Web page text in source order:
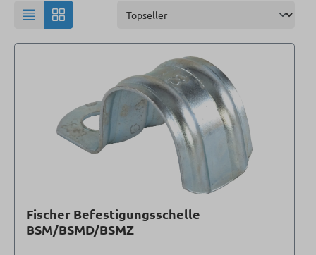
Fischer Befestigungsschelle
BSM/BSMD/BSMZ